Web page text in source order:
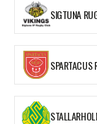
SIGTUNA
SPARTACUS